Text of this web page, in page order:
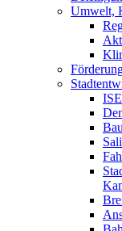
Umwelt,